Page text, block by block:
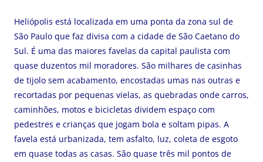
Heliópolis está localizada em uma ponta da zona sul de
São Paulo que faz divisa com a cidade de São Caetano do
Sul. É uma das maiores favelas da capital paulista com
quase duzentos mil moradores. São milhares de casinhas
de tijolo sem acabamento, encostadas umas nas outras e
recortadas por pequenas vielas, as quebradas onde carros,
caminhões, motos e bicicletas dividem espaço com
pedestres e crianças que jogam bola e soltam pipas. A
favela está urbanizada, tem asfalto, luz, coleta de esgoto
em quase todas as casas. São quase três mil pontos de